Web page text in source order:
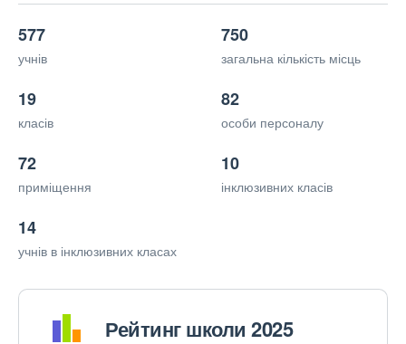
577
учнів
750
загальна кількість місць
19
класів
82
особи персоналу
72
приміщення
10
інклюзивних класів
14
учнів в інклюзивних класах
Рейтинг школи 2025